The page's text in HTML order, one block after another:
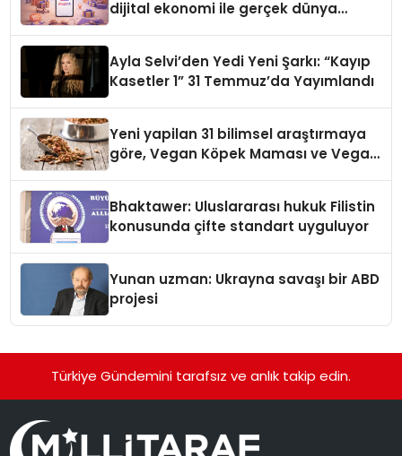
dijital ekonomi ile gerçek dünya
Ayla Selvi’den Yedi Yeni Şarkı: “Kayıp
Kasetler 1” 31 Temmuz’da Yayımlandı
Yeni yapilan 31 bilimsel araştırmaya
göre, Vegan Köpek Maması ve Vegan
Bhaktawer: Uluslararası hukuk Filistin
konusunda çifte standart uyguluyor
Yunan uzman: Ukrayna savaşı bir ABD
projesi
Türkiye Gündemini tarafsız ve anlık takip edin.